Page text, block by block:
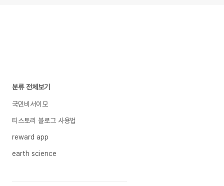
분류 전체보기
국민비서이모
티스토리 블로그 사용법
reward app
earth science